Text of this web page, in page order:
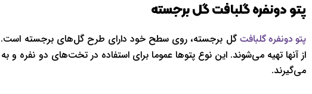
پتو دونفره گلبافت گل برجسته
پتو دونفره گلبافت گل برجسته، روی سطح خود دارای طرح گل‌های برجسته است.
از آنها تهیه می‌شوند. این نوع پتوها عموما برای استفاده در تخت‌های دو نفره و
می‌گیرند.